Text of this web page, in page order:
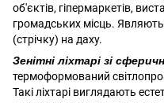
об'єктів, гіпермаркетів,
громадських місць.
(стрічку) на даху.
Зенітні ліхтарі зі
термоформований
Такі ліхтарі виглядають